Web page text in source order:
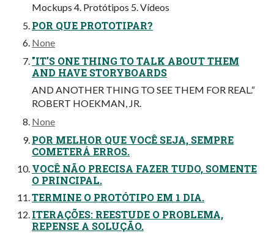
Mockups 4. Protótipos 5. Vídeos
POR QUE PROTOTIPAR?
None
"IT'S ONE THING TO TALK ABOUT THEM
AND HAVE STORYBOARDS
AND ANOTHER THING TO SEE THEM FOR REAL.“
ROBERT HOEKMAN, JR.
None
POR MELHOR QUE VOCÊ SEJA, SEMPRE
COMETERÁ ERROS.
VOCÊ NÃO PRECISA FAZER TUDO, SOMENTE
O PRINCIPAL.
TERMINE O PROTÓTIPO EM 1 DIA.
ITERAÇÕES: REESTUDE O PROBLEMA,
REPENSE A SOLUÇÃO.